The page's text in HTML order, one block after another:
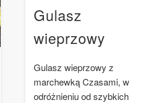
Gulasz
wieprzowy
Gulasz wieprzowy z
marchewką Czasami, w
odróżnieniu od szybkich